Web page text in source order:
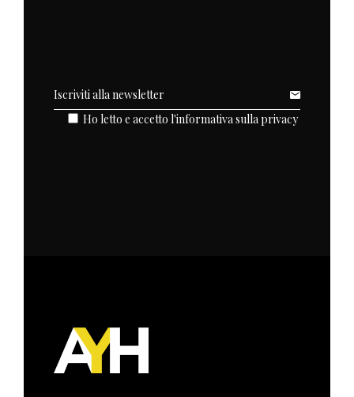
Ho letto e accetto l'informativa sulla privacy